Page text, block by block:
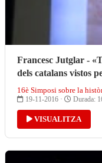
Francesc Jutglar -
dels catalans vistos
16è Simposi sobre la
19-11-2016 · Durada:
VISUALITZA